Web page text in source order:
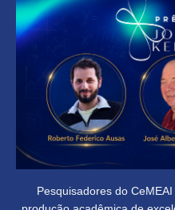
Pesquisadores do